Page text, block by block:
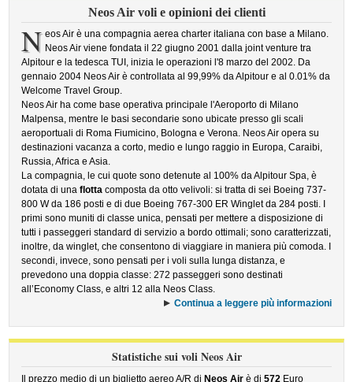
Neos Air voli e opinioni dei clienti
N eos Air è una compagnia aerea charter italiana con base a Milano.
Neos Air viene fondata il 22 giugno 2001 dalla joint venture tra
Alpitour e la tedesca TUI, inizia le operazioni l'8 marzo del 2002. Da
gennaio 2004 Neos Air è controllata al 99,99% da Alpitour e al 0.01% da
Welcome Travel Group.
Neos Air ha come base operativa principale l'Aeroporto di Milano
Malpensa, mentre le basi secondarie sono ubicate presso gli scali
aeroportuali di Roma Fiumicino, Bologna e Verona. Neos Air opera su
destinazioni vacanza a corto, medio e lungo raggio in Europa, Caraibi,
Russia, Africa e Asia.
La compagnia, le cui quote sono detenute al 100% da Alpitour Spa, è
dotata di unaflotta composta da otto velivoli: si tratta di sei Boeing 737-
800 W da 186 posti e di due Boeing 767-300 ER Winglet da 284 posti. I
primi sono muniti di classe unica, pensati per mettere a disposizione di
tutti i passeggeri standard di servizio a bordo ottimali; sono caratterizzati,
inoltre, da winglet, che consentono di viaggiare in maniera più comoda. I
secondi, invece, sono pensati per i voli sulla lunga distanza, e
prevedono una doppia classe: 272 passeggeri sono destinati
all’Economy Class, e altri 12 alla Neos Class.
Continua a leggere più informazioni
Statistiche sui voli Neos Air
Il prezzo medio di un biglietto aereo A/R di Neos Air è di572 Euro